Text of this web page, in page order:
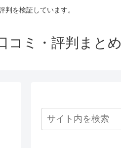
を検証しています。
コミ・評判まとめ